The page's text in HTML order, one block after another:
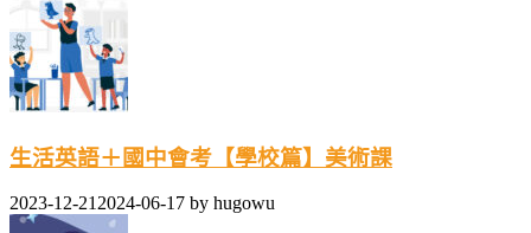
生活英語＋國中會考【學校篇】美術課
2023-12-212024-06-17 by hugowu